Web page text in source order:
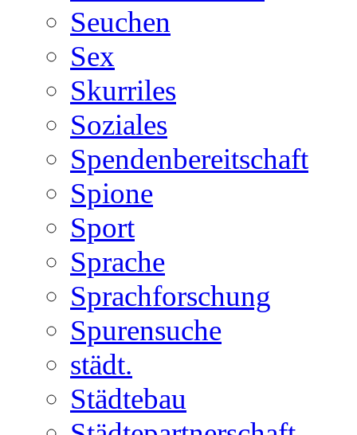
Seuchen
Sex
Skurriles
Soziales
Spendenbereitschaft
Spione
Sport
Sprache
Sprachforschung
Spurensuche
städt.
Städtebau